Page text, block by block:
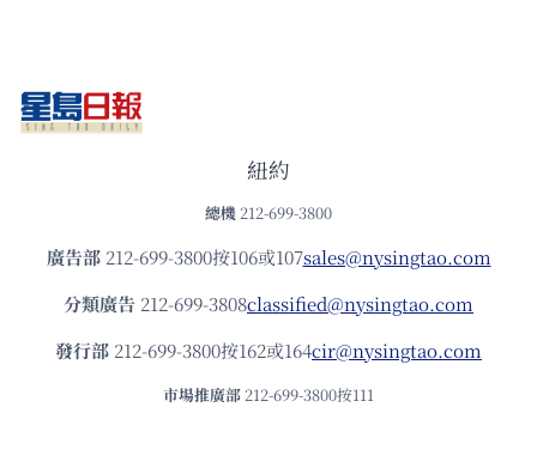
紐約
總機 212-699-3800
廣告部212-699-3800按106或107sales@nysingtao.com
分類廣告 212-699-3808classified@nysingtao.com
發⾏部 212-699-3800按162或164cir@nysingtao.com
市場推廣部 212-699-3800按111